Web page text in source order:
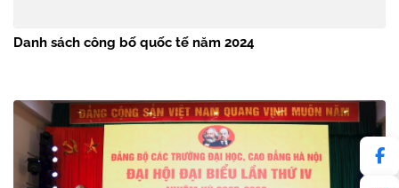
Danh sách công bố quốc tế năm 2024